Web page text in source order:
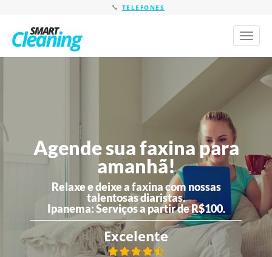
TELEFONES
Toggle
Agende sua faxina para
amanhã!
Relaxe e deixe a faxina com nossas
talentosas diaristas.
Ipanema:Serviços a partir de R$100.
Excelente